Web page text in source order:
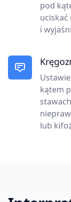
pod
i
kątem
lub